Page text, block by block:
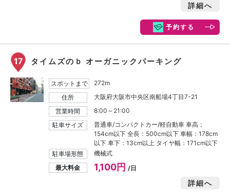
詳細へ
予約する
17 タイムズのｂ オーガニックパーキング
スポットまで
272m
住所
大阪府大阪市中央区南船場4丁目7-21
営業時間
8:00～21:00
駐車サイズ
普通車/コンパクトカー/軽自動車 車高：
154cm以下 全長：500cm以下 車幅：178cm
以下 車下：13cm以上 タイヤ幅：171cm以下
駐車場形態
機械式
最大料金
1,100円 /日
詳細へ